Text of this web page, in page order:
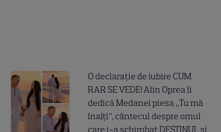
O declarație de iubire CUM
RAR SE VEDE! Alin Oprea îi
dedică Medanei piesa „Tu mă
înalți”, cântecul despre omul
care i-a schimbat DESTINUL și